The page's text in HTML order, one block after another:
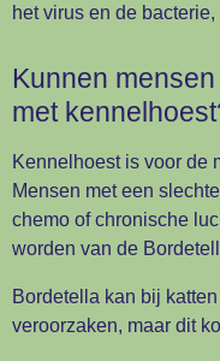
het virus en de
Kunnen
met
Kennelhoest is voor de
Mensen met een
chemo of chronische
worden van de
Bordetella kan bij katten
veroorzaken, maar dit